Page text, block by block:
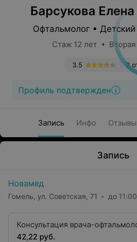
Барсукова
Офтальмолог •
Стаж 12 лет • Вторая
2
3.5
Профиль подтвержден
Запись Инфо Отзывы
Запись
Новамед
Гомель, ул. Советская, 71 до 11:00
Консультация врача-
квалификационной категории
42,22 руб.